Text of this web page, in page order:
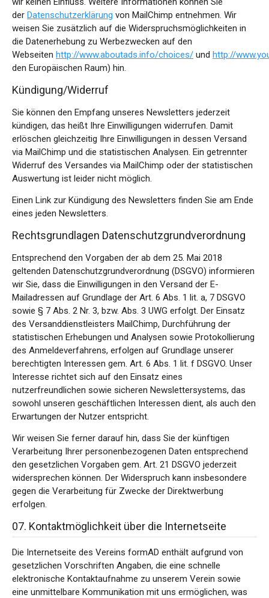
der Datenschutzerklärung von MailChimp entnehmen. Wir
weisen Sie zusätzlich auf die Widerspruchsmöglichkeiten in
die Datenerhebung zu Werbezwecken auf den
Webseiten http://www.aboutads.info/choices/ und http://
den Europäischen Raum) hin.
Kündigung/Widerruf
Sie können den Empfang unseres Newsletters jederzeit
kündigen, das heißt Ihre Einwilligungen widerrufen. Damit
erlöschen gleichzeitig Ihre Einwilligungen in dessen Versand
via MailChimp und die statistischen Analysen. Ein getrennter
Widerruf des Versandes via MailChimp oder der statistischen
Auswertung ist leider nicht möglich.
Einen Link zur Kündigung des Newsletters finden Sie am Ende
eines jeden Newsletters.
Rechtsgrundlagen Datenschutzgrundverordnung
Entsprechend den Vorgaben der ab dem 25. Mai 2018
geltenden Datenschutzgrundverordnung (DSGVO) informieren
wir Sie, dass die Einwilligungen in den Versand der E-
Mailadressen auf Grundlage der Art. 6 Abs. 1 lit. a, 7 DSGVO
sowie § 7 Abs. 2 Nr. 3, bzw. Abs. 3 UWG erfolgt. Der Einsatz
des Versanddienstleisters MailChimp, Durchführung der
statistischen Erhebungen und Analysen sowie Protokollierung
des Anmeldeverfahrens, erfolgen auf Grundlage unserer
berechtigten Interessen gem. Art. 6 Abs. 1 lit. f DSGVO. Unser
Interesse richtet sich auf den Einsatz eines
nutzerfreundlichen sowie sicheren Newslettersystems, das
sowohl unseren geschäftlichen Interessen dient, als auch den
Erwartungen der Nutzer entspricht.
Wir weisen Sie ferner darauf hin, dass Sie der künftigen
Verarbeitung Ihrer personenbezogenen Daten entsprechend
den gesetzlichen Vorgaben gem. Art. 21 DSGVO jederzeit
widersprechen können. Der Widerspruch kann insbesondere
gegen die Verarbeitung für Zwecke der Direktwerbung
erfolgen.
07. Kontaktmöglichkeit über die Internetseite
Die Internetseite des Vereins formAD enthält aufgrund von
gesetzlichen Vorschriften Angaben, die eine schnelle
elektronische Kontaktaufnahme zu unserem Verein sowie
eine unmittelbare Kommunikation mit uns ermöglichen, was